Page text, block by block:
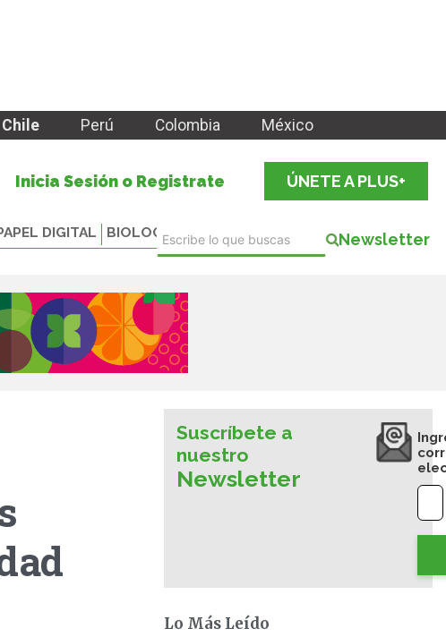
Chile Perú Colombia México
Inicia Sesión o Registrate ÚNETE A PLUS+
DIGITAL BIOLOGICALS Newsletter
Suscríbete a
nuestro
Newsletter
Lo Más Leído